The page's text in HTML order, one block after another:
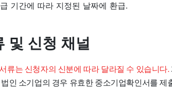
기간에 따라 지정된 날짜에 환급.
및 신청 채널
류는 신청자의 신분에 따라 달라질 수 있습니다.
인 소기업의 경우 유효한 중소기업확인서를